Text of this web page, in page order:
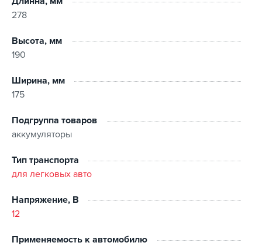
278
Высота, мм
190
Ширина, мм
175
Подгруппа товаров
аккумуляторы
Тип транспорта
для легковых авто
Напряжение, В
12
Применяемость к автомобилю